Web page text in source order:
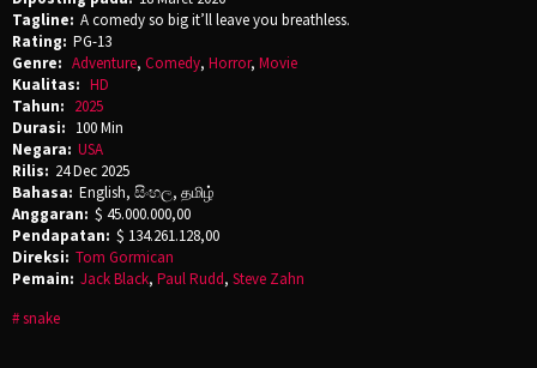
Tagline: A comedy so big it’ll leave you breathless.
Rating: PG-13
Genre: Adventure, Comedy, Horror, Movie
Kualitas: HD
Tahun: 2025
Durasi: 100 Min
Negara: USA
Rilis: 24 Dec 2025
Bahasa: English, සිංහල, தமிழ்
Anggaran: $ 45.000.000,00
Pendapatan: $ 134.261.128,00
Direksi: Tom Gormican
Pemain: Jack Black, Paul Rudd, Steve Zahn
snake